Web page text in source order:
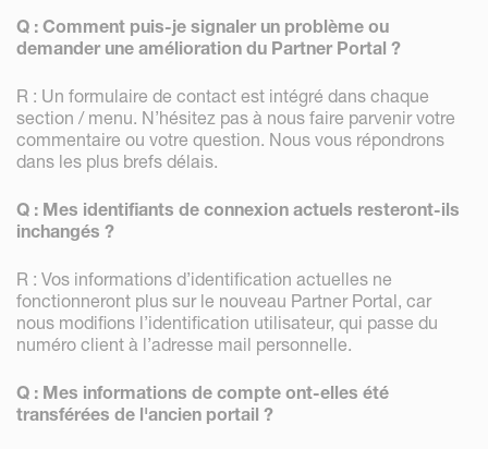
Q : Comment puis-je signaler un problème ou
demander une amélioration du Partner Portal ?
R : Un formulaire de contact est intégré dans chaque
section / menu. N’hésitez pas à nous faire parvenir votre
commentaire ou votre question. Nous vous répondrons
dans les plus brefs délais.
Q : Mes identifiants de connexion actuels resteront-ils
inchangés ?
R : Vos informations d’identification actuelles ne
fonctionneront plus sur le nouveau Partner Portal, car
nous modifions l’identification utilisateur, qui passe du
numéro client à l’adresse mail personnelle.
Q : Mes informations de compte ont-elles été
transférées de l'ancien portail ?